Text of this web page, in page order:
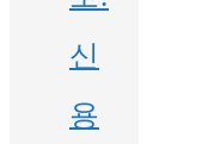
신
용